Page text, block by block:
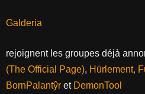
Galderia
rejoignent les groupes déjà
(The Official Page), Hürlement,
BornPalantŷr et DemonTool